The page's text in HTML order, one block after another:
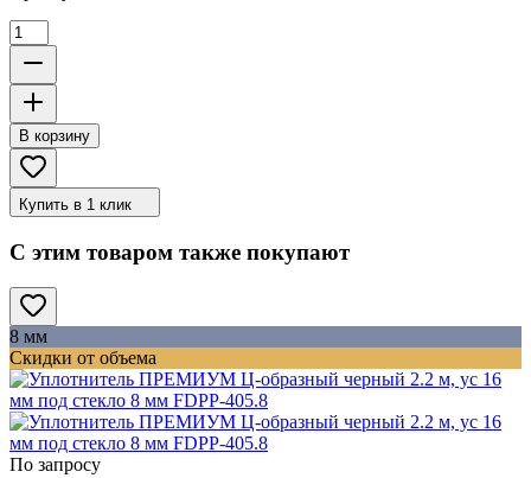
В корзину
Купить в 1 клик
С этим товаром также покупают
8 мм
Скидки от объема
По запросу